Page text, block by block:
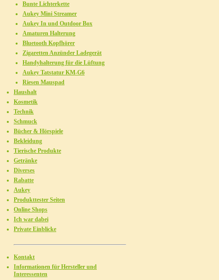
Bunte Lichterkette
Aukey Mini Streamer
Aukey In und Outdoor Box
Amaturen Halterung
Bluetooth Kopfhörer
Zigaretten Anzünder Ladegerät
Handyhalterung für die Lüftung
Aukey Tatstatur KM-G6
Riesen Mauspad
Haushalt
Kosmetik
Technik
Schmuck
Bücher & Hörspiele
Bekleidung
Tierische Produkte
Getränke
Diverses
Rabatte
Aukey
Produkttester Seiten
Online Shops
Ich war dabei
Private Einblicke
Kontakt
Informationen für Hersteller und
Interessenten